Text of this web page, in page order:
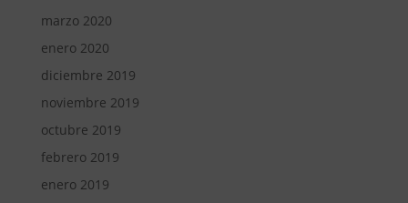
marzo 2020
enero 2020
diciembre 2019
noviembre 2019
octubre 2019
febrero 2019
enero 2019